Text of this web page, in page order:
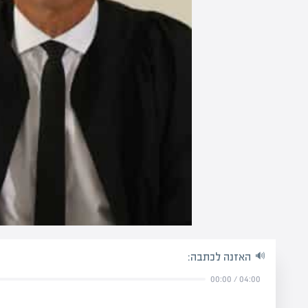
האזנה לכתבה:
04:00
/
00:00